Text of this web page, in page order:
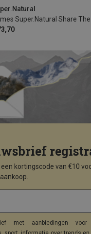
kortingscode van €10
met aanbiedingen voor